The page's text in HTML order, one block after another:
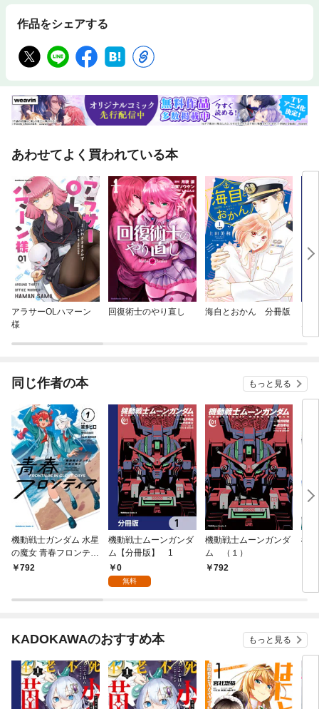
作品をシェアする
あわせてよく買われている本
アラサーOLハマーン
様
回復術士のやり直し 海自とおかん 分冊版
な
同じ作者の本 もっと見る
機動戦士ガンダム 水星
の魔女 青春フロンティ
ア １
792
機動戦士ムーンガンダ
ム【分冊版】 1
0
無料
機動戦士ムーンガンダ
ム （１）
792
機
KADOKAWAのおすすめ本 もっと見る